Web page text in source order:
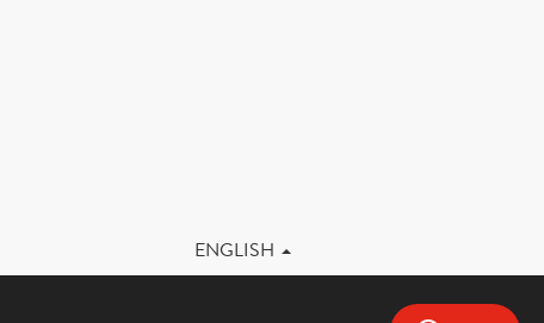
ENGLISH